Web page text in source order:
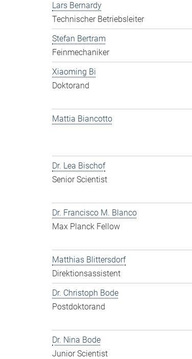
Lars Bernardy
Technischer Betriebsleiter
Stefan Bertram
Feinmechaniker
Xiaoming Bi
Doktorand
Mattia Biancotto
Dr. Lea Bischof
Senior Scientist
Dr. Francisco M. Blanco
Max Planck Fellow
Matthias Blittersdorf
Direktionsassistent
Dr. Christoph Bode
Postdoktorand
Dr. Nina Bode
Junior Scientist